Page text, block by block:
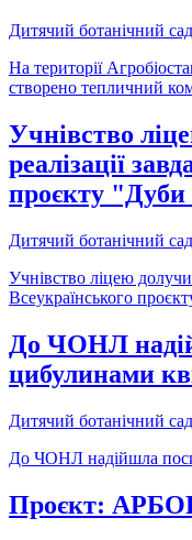
Дитячий ботанічний сад
На території
створено тепличний
Учнівство
реалізації
проєкту "Дуби
Дитячий ботанічний сад
Учнівство ліцею
Всеукраїнського
До ЧОНЛ
цибулинами
Дитячий ботанічний сад
До ЧОНЛ надійшла
Проєкт: